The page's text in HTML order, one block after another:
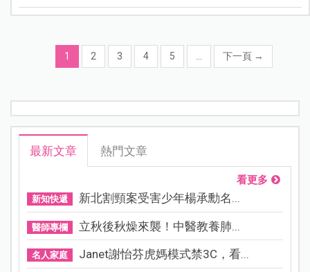
1 2 3 4 5 下一頁 →
最新文章 熱門文章
看更多
新知快遞 新北割頸案受害少年楊承勳名...
醫師專欄 立秋後秋燥來襲！中醫教養肺...
名人家庭 Janet謝怡芬虎媽模式禁3C，看...